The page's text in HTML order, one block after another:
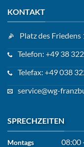
KONTAKT
Platz des
Telefon: +49 38
Telefax: +49 038
service@wg-
SPRECHZEITEN
Montags 08:00